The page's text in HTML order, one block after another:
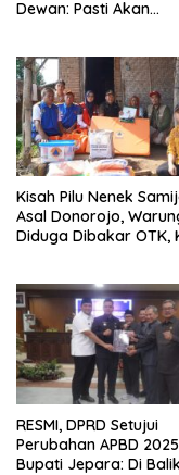
Dewan: Pasti Akan
Kisah Pilu Nenek
Asal Donorojo,
Diduga Dibakar OTK,
RESMI, DPRD Setujui
Perubahan APBD
Bupati Jepara: Di Balik